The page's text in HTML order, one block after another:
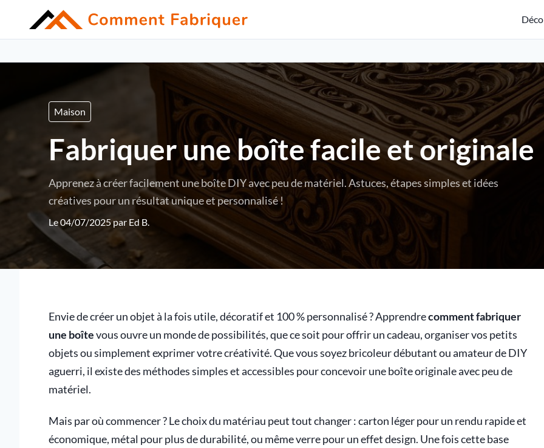
Déco
Maison
Fabriquer une boîte facile et originale
Apprenez à créer facilement une boîte DIY avec peu de matériel. Astuces, étapes simples et idées
créatives pour un résultat unique et personnalisé !
Le 04/07/2025 par Ed B.
Envie de créer un objet à la fois utile, décoratif et 100 % personnalisé ? Apprendrecomment fabriquer
une boîtevous ouvre un monde de possibilités, que ce soit pour offrir un cadeau, organiser vos petits
objets ou simplement exprimer votre créativité. Que vous soyez bricoleur débutant ou amateur de DIY
aguerri, il existe des méthodes simples et accessibles pour concevoir une boîte originale avec peu de
matériel.
Mais par où commencer ? Le choix du matériau peut tout changer : carton léger pour un rendu rapide et
économique, métal pour plus de durabilité, ou même verre pour un effet design. Une fois cette base